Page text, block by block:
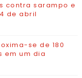
contra sarampo e
de abril
se de 180
em um dia